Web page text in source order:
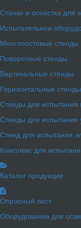
Станки и оснастка для
Испытательное
Многопостовые стенды
Поворотные стенды
Вертикальные стенды
Горизонтальные стенды
Стенды для испытания
Стенды для испытания
Стенд для испытания
Комплекс для
Каталог продукции
Опросный лист
Оборудование для